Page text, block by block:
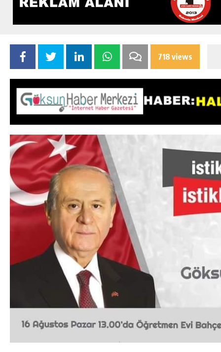
718 views
GÜNLÜK HABER AKIŞI
GÖKSUN HAFIZLIK KIZ KUR’AN KURSU
ÖĞRENCILERINE DARENDE GEZISI.